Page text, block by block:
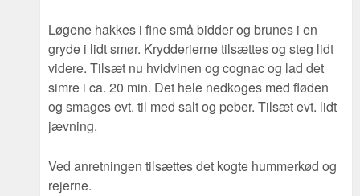
Løgene hakkes i fine små bidder og brunes i en
gryde i lidt smør. Krydderierne tilsættes og steg lidt
videre. Tilsæt nu hvidvinen og cognac og lad det
simre i ca. 20 min. Det hele nedkoges med fløden
og smages evt. til med salt og peber. Tilsæt evt. lidt
jævning.
Ved anretningen tilsættes det kogte hummerkød og
rejerne.